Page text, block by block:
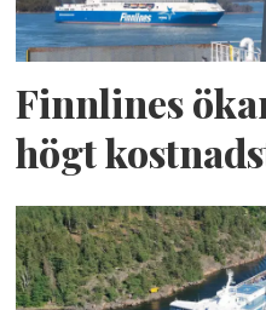
Finnlines
högt